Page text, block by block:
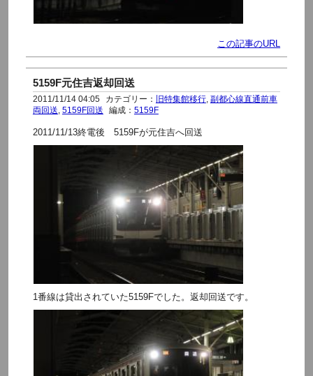
この記事のURL
5159F元住吉返却回送
2011/11/14 04:05 カテゴリー： 旧特集館移行, 副都心線直通前車
両回送 5159F回送 編成： 5159F
2011/11/13終電後 5159Fが元住吉へ回送
1番線は貸出されていた5159Fでした。返却回送です。